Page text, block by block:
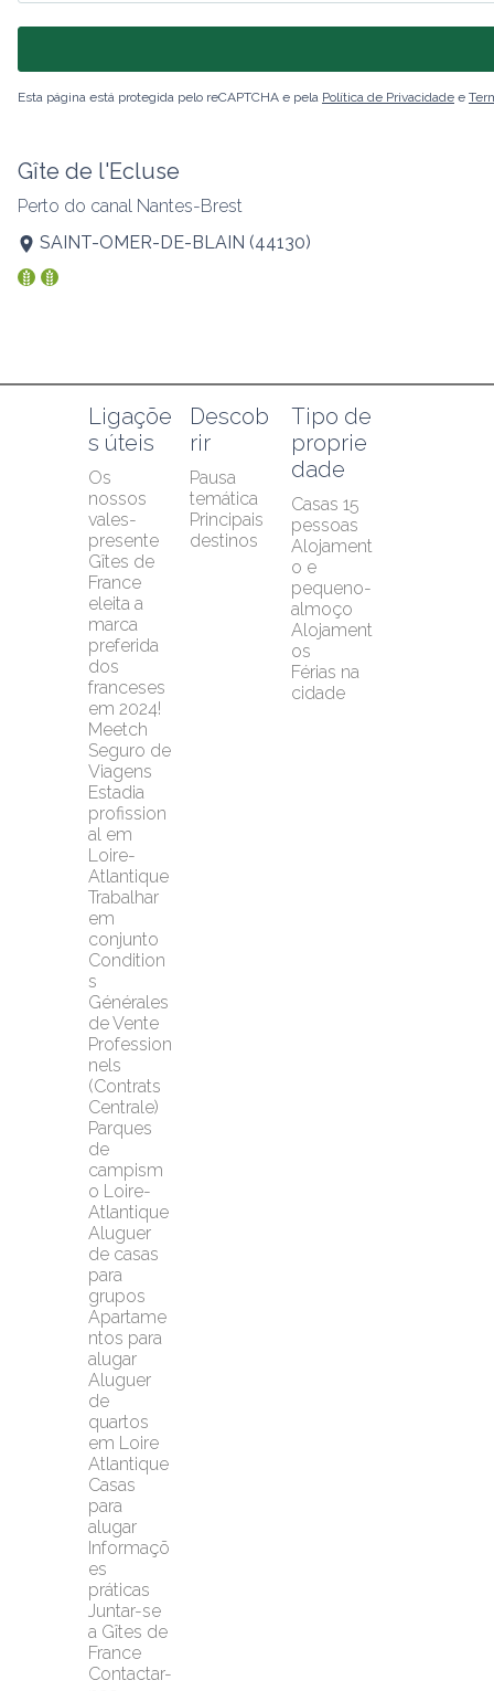
Esta página está protegida pelo reCAPTCHA e pela Política de Privacidade e
Gîte de l'Ecluse
Perto do canal Nantes-Brest
SAINT-OMER-DE-BLAIN (44130)
Ligaçõe
s úteis
Os
nossos
vales-
presente
Gîtes de
France
eleita a
marca
preferida
dos
franceses
em 2024!
Meetch
Seguro de
Viagens
Estadia
profission
al em
Loire-
Atlantique
Trabalhar
em
conjunto
Condition
s
Générales
de Vente
Profession
nels
(Contrats
Centrale)
Parques
de
campism
o Loire-
Atlantique
Aluguer
de casas
para
grupos
Apartame
ntos para
alugar
Aluguer
de
quartos
em Loire
Atlantique
Casas
para
alugar
Informaçõ
es
práticas
Juntar-se
a Gîtes de
France
Contactar-
Descob
rir
Pausa
temática
Principais
destinos
Tipo de
proprie
dade
Casas 15
pessoas
Alojament
o e
pequeno-
almoço
Alojament
os
Férias na
cidade